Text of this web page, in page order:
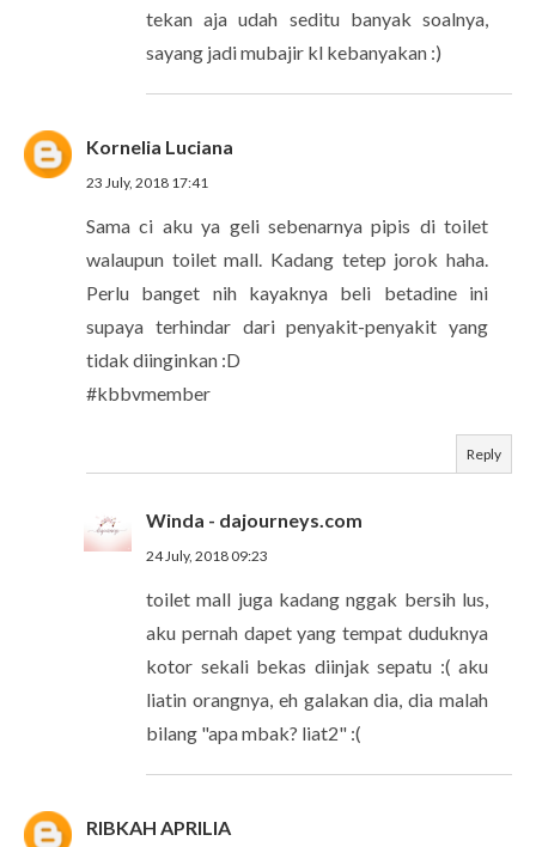
tekan aja udah seditu banyak soalnya,
sayang jadi mubajir kl kebanyakan :)
Kornelia Luciana
23 July, 2018 17:41
Sama ci aku ya geli sebenarnya pipis di toilet
walaupun toilet mall. Kadang tetep jorok haha.
Perlu banget nih kayaknya beli betadine ini
supaya terhindar dari penyakit-penyakit yang
tidak diinginkan :D
#kbbvmember
Reply
Winda - dajourneys.com
24 July, 2018 09:23
toilet mall juga kadang nggak bersih lus,
aku pernah dapet yang tempat duduknya
kotor sekali bekas diinjak sepatu :( aku
liatin orangnya, eh galakan dia, dia malah
bilang "apa mbak? liat2" :(
RIBKAH APRILIA